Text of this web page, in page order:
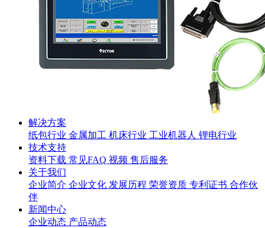
解决方案
纸包行业 金属加工 机床行业 工业机器人 锂电行业
技术支持
资料下载 常见FAQ 视频 售后服务
关于我们
企业简介 企业文化 发展历程 荣誉资质 专利证书 合作伙
伴
新闻中心
企业动态 产品动态